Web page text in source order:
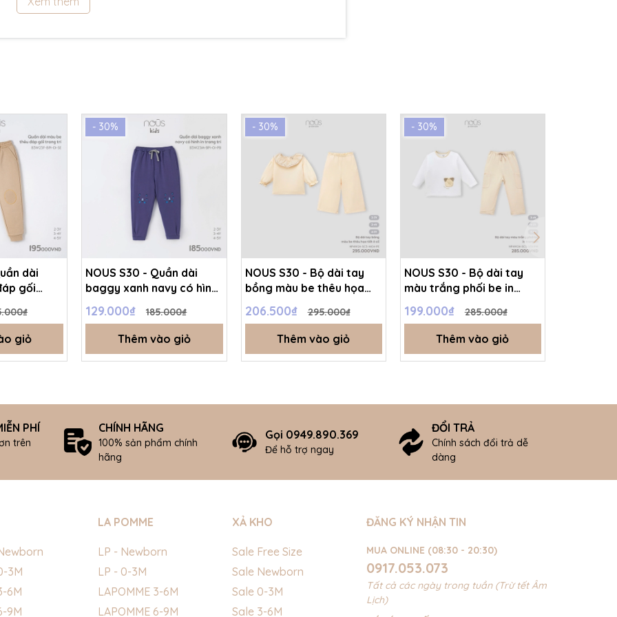
dài
gối
giỏ
- 30%
NOUS S30 - Quần dài
baggy xanh navy có hình
SS25.NP
129.000₫ 185.000₫
Thêm vào giỏ
- 30%
NOUS S30 - Bộ dài tay
bồng màu be thêu họa
SS24.T8A
206.500₫ 295.000₫
Thêm vào giỏ
- 30%
NOUS S30 - Bộ dài tay
màu trắng phối be in
SS24.T8A
199.000₫ 285.000₫
Thêm vào giỏ
PHÍ
trên
CHÍNH HÃNG
100% sản phẩm chính
hãng
Gọi 0949.890.369
Để hỗ trợ ngay
ĐỔI TRẢ
Chính sách đổi trả dễ
dàng
3M
6M
9M
LA POMME
LP - Newborn
LP - 0-3M
LAPOMME 3-6M
LAPOMME 6-9M
XẢ KHO
Sale Free Size
Sale Newborn
Sale 0-3M
Sale 3-6M
ĐĂNG KÝ NHẬN TIN
MUA ONLINE (08:30 - 20:30)
0917.053.073
Tất cả các ngày trong tuần (Trừ tết Âm
Lịch)